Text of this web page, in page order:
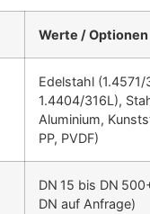
Werte / Optionen
Edelstahl (1.4571/
1.4404/316L),
Aluminium,
PP, PVDF)
DN 15 bis DN
DN auf Anfrage)